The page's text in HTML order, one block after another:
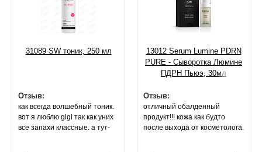
31089 SW тоник, 250 мл
Отзыв:
как всегда волшебный тоник.
вот я люблю gigi так как уних
все запахи классные. а тут-
13012 Serum Lumine PDRN
PURE - Сыворотка Люмине
ПДРН Пьюэ, 30мл
Отзыв:
отличный обалденный
продукт!!! кожа как будто
после выхода от косметолога.